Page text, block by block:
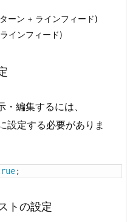
ーン + ラインフィード)
インフィード)
編集するには、
設定する必要がありま
;
トの設定